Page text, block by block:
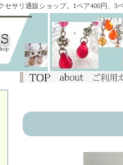
セサリ通販ショップ。1ペア400円、